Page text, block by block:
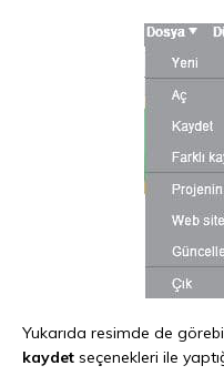
Yukarıda resimde de
kaydet seçenekleri ile